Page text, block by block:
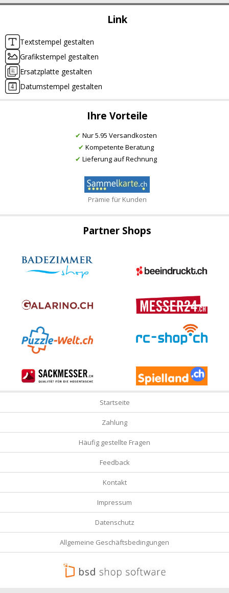
Link
Textstempel gestalten
Grafikstempel gestalten
Ersatzplatte gestalten
Datumstempel gestalten
Ihre Vorteile
✔ Nur 5.95 Versandkosten
✔ Kompetente Beratung
✔ Lieferung auf Rechnung
Prämie für Kunden
Partner Shops
Startseite
Zahlung
Häufig gestellte Fragen
Feedback
Kontakt
Impressum
Datenschutz
Allgemeine Geschäftsbedingungen